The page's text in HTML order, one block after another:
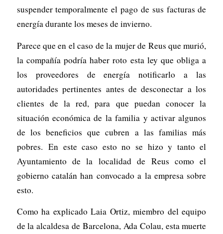
suspender temporalmente el pago de sus facturas de
energía durante los meses de invierno.
Parece que en el caso de la mujer de Reus que murió,
la compañía podría haber roto esta ley que obliga a
los proveedores de energía notificarlo a las
autoridades pertinentes antes de desconectar a los
clientes de la red, para que puedan conocer la
situación económica de la familia y activar algunos
de los beneficios que cubren a las familias más
pobres. En este caso esto no se hizo y tanto el
Ayuntamiento de la localidad de Reus como el
gobierno catalán han convocado a la empresa sobre
esto.
Como ha explicado Laia Ortiz, miembro del equipo
de la alcaldesa de Barcelona, ​Ada Colau, esta muerte